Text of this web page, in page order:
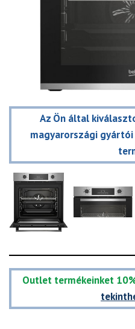
Az Ön által
magyarországi
Outlet termékeinket